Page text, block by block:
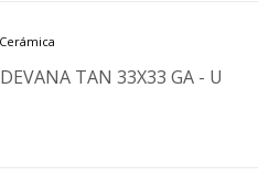
Cerámica
TAN 33X33 GA - U